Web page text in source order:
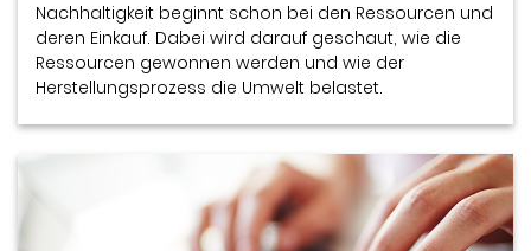
Nachhaltigkeit beginnt schon bei den Ressourcen und
deren Einkauf. Dabei wird darauf geschaut, wie die
Ressourcen gewonnen werden und wie der
Herstellungsprozess die Umwelt belastet.